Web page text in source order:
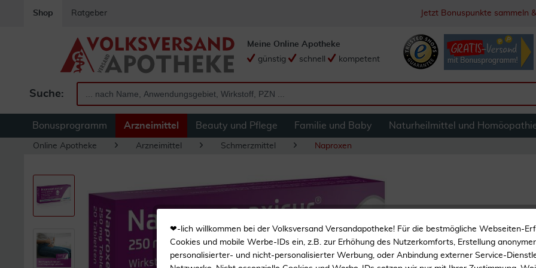
Shop Ratgeber Jetzt Bonuspunkte sammeln
Suche:
Meine Online Apotheke
günstig
schnell kompetent
Bonusprogramm Arzneimittel Beauty und Pflege Familie und Baby Naturheilmittel und
Online Apotheke Arzneimittel Schmerzmittel Naproxen
Naproxen axicur
Bei leichten bis mäßig
Schmerzen
❤-lich willkommen bei der Volksversand Versandapotheke! Für die bestmögliche Webseiten-
Cookies und mobile Werbe-IDs ein, z.B. zur Erhöhung des Nutzerkomforts, Erstellung
personalisierter- und nicht-personalisierter Werbung, oder Anbindung externer Service-